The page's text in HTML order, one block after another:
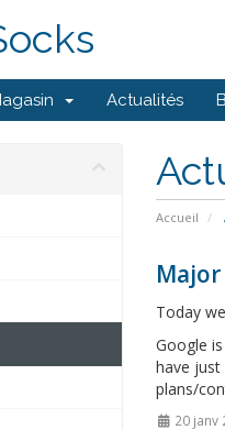
Actualités
Accueil
Today
Google
have just
plans/
20 janv